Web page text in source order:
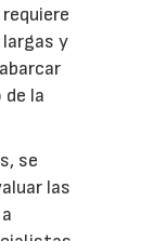
y
la
se
las